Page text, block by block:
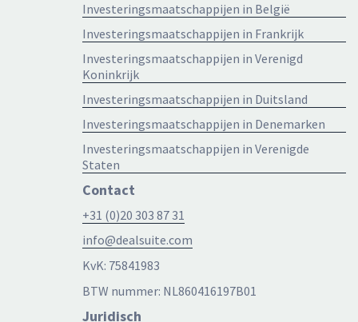
Investeringsmaatschappijen in België
Investeringsmaatschappijen in Frankrijk
Investeringsmaatschappijen in Verenigd
Koninkrijk
Investeringsmaatschappijen in Duitsland
Investeringsmaatschappijen in Denemarken
Investeringsmaatschappijen in Verenigde
Staten
Contact
+31 (0)20 303 87 31
info@dealsuite.com
KvK: 75841983
BTW nummer: NL860416197B01
Juridisch